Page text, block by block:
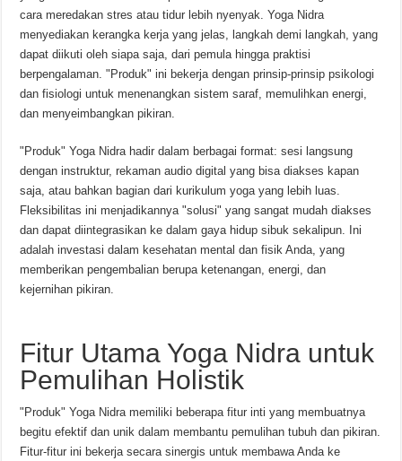
cara meredakan stres atau tidur lebih nyenyak. Yoga Nidra
menyediakan kerangka kerja yang jelas, langkah demi langkah, yang
dapat diikuti oleh siapa saja, dari pemula hingga praktisi
berpengalaman. "Produk" ini bekerja dengan prinsip-prinsip psikologi
dan fisiologi untuk menenangkan sistem saraf, memulihkan energi,
dan menyeimbangkan pikiran.
"Produk" Yoga Nidra hadir dalam berbagai format: sesi langsung
dengan instruktur, rekaman audio digital yang bisa diakses kapan
saja, atau bahkan bagian dari kurikulum yoga yang lebih luas.
Fleksibilitas ini menjadikannya "solusi" yang sangat mudah diakses
dan dapat diintegrasikan ke dalam gaya hidup sibuk sekalipun. Ini
adalah investasi dalam kesehatan mental dan fisik Anda, yang
memberikan pengembalian berupa ketenangan, energi, dan
kejernihan pikiran.
Fitur Utama Yoga Nidra untuk
Pemulihan Holistik
"Produk" Yoga Nidra memiliki beberapa fitur inti yang membuatnya
begitu efektif dan unik dalam membantu pemulihan tubuh dan pikiran.
Fitur-fitur ini bekerja secara sinergis untuk membawa Anda ke